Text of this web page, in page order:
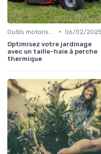
• 06/02/2025
Optimisez votre jardinage
avec un taille-haie à perche
thermique